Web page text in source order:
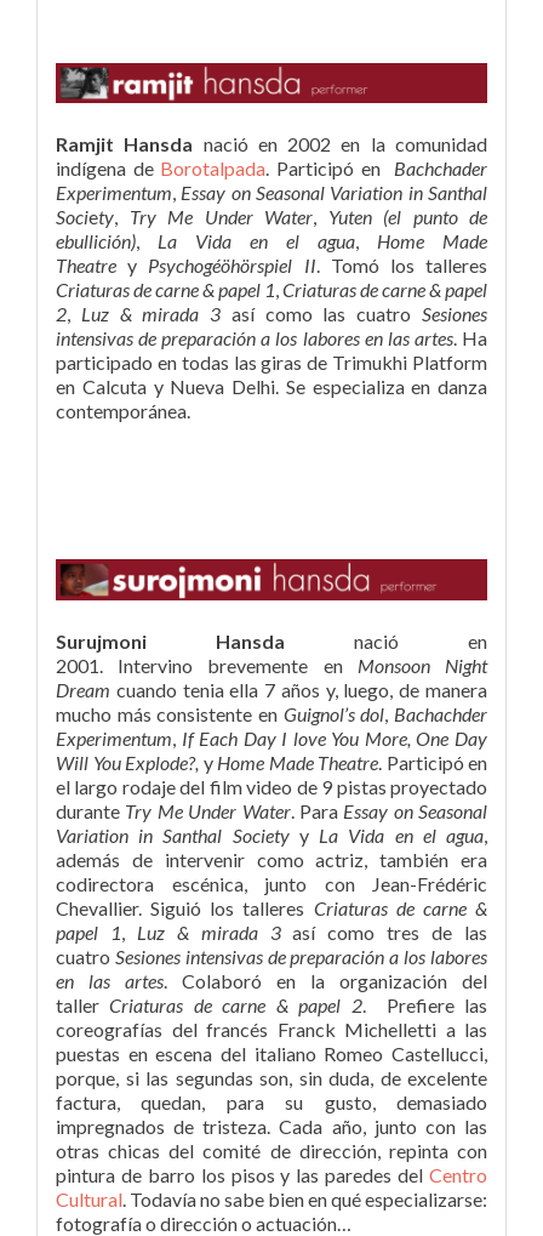
Ramjit Hansda nació en 2002 en la comunidad
indígena de Borotalpada. Participó en Bachchader
Experimentum, Essay on Seasonal Variation in Santhal
Society, Try Me Under Water, Yuten (el punto de
ebullición), La Vida en el agua, Home Made
Theatre y Psychogéöhörspiel II. Tomó los talleres
Criaturas de carne & papel 1,Criaturas de carne & papel
2, Luz & mirada 3 así como las cuatroSesiones
intensivas de preparación a los labores en las artes. Ha
participado en todas las giras de Trimukhi Platform
en Calcuta y Nueva Delhi. Se especializa en danza
contemporánea.
Surujmoni Hansda nació en
2001. Intervino brevemente en Monsoon Night
Dream cuando tenia ella 7 años y, luego, de manera
mucho más consistente en Guignol’s dol Bachachder
Experimentum If Each Day I love You More, One Day
Will You Explode?, y Home Made Theatre . Participó en
el largo rodaje del film video de 9 pistas proyectado
durante Try Me Under Water. Para Essay on Seasonal
Variation in Santhal Societyy La Vida en el agua
además de intervenir como actriz, también era
codirectora escénica, junto con Jean-Frédéric
Chevallier. Siguió los talleres Criaturas de carne &
papel 1
Luz & mirada 3así como tres de las
cuatro Sesiones intensivas de preparación a los labores
en las artes . Colaboró en la organización del
tallerCriaturas de carne & papel 2. Prefiere las
coreografías del francés Franck Michelletti a las
puestas en escena del italiano Romeo Castellucci,
porque, si las segundas son, sin duda, de excelente
factura, quedan, para su gusto, demasiado
impregnados de tristeza. Cada año, junto con las
otras chicas del comité de dirección, repinta con
pintura de barro los pisos y las paredes del Centro
Cultural . Todavía no sabe bien en qué especializarse:
fotografía o dirección o actuación…